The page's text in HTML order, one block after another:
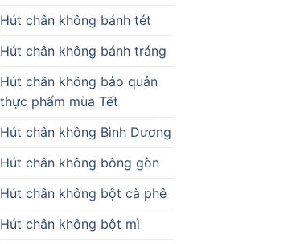
Hút chân không bánh tét
Hút chân không bánh tráng
Hút chân không bảo quản
thực phẩm mùa Tết
Hút chân không Bình Dương
Hút chân không bông gòn
Hút chân không bột cà phê
Hút chân không bột mì